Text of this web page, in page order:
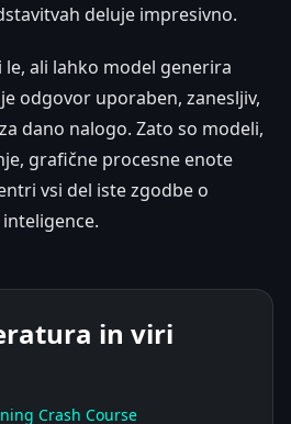
deluje impresivno.
ali lahko model generira
odgovor uporaben, zanesljiv,
dano nalogo. Zato so modeli,
grafične procesne enote
vsi del iste zgodbe o
in viri
Crash Course